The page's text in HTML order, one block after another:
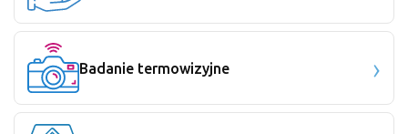
Badanie termowizyjne